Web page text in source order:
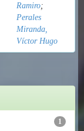
Ramiro;
Perales
Miranda,
Víctor Hugo
1